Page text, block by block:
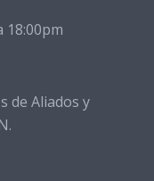
18:00pm
de Aliados y